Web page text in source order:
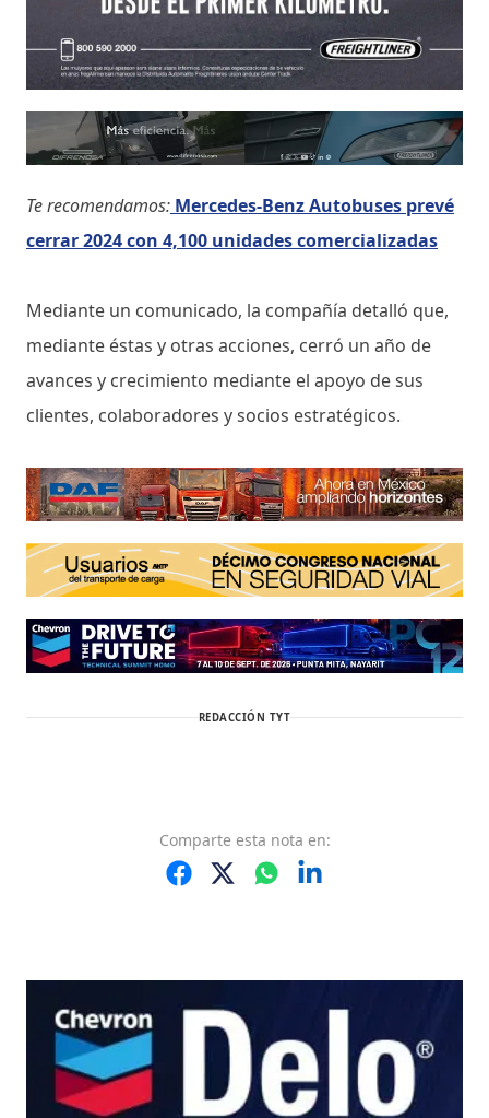
Te recomendamos: Mercedes-Benz Autobuses prevé
cerrar 2024 con 4,100 unidades comercializadas
Mediante un comunicado, la compañía detalló que,
mediante éstas y otras acciones, cerró un año de
avances y crecimiento mediante el apoyo de sus
clientes, colaboradores y socios estratégicos.
REDACCIÓN TYT
Comparte esta nota en: